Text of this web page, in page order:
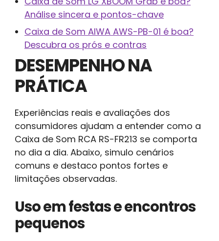
Análise sincera e pontos-chave
Caixa de Som AIWA AWS-PB-01 é boa?
Descubra os prós e contras
DESEMPENHO NA
PRÁTICA
Experiências reais e avaliações dos
consumidores ajudam a entender como a
Caixa de Som RCA RS-FR213 se comporta
no dia a dia. Abaixo, simulo cenários
comuns e destaco pontos fortes e
limitações observadas.
Uso em festas e encontros
pequenos